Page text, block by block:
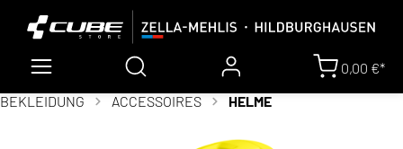
0,00 €*
BEKLEIDUNG
ACCESSOIRES HELME